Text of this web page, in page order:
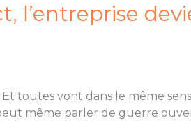
l’entreprise
toutes vont dans le même
même parler de guerre